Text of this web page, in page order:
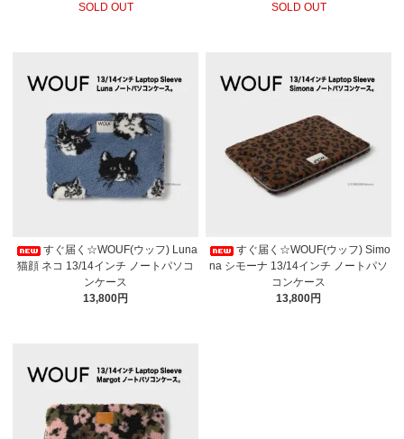
SOLD OUT
SOLD OUT
すぐ届く☆WOUF(ウッフ) Luna
猫顔 ネコ 13/14インチ ノートパソコ
ンケース
13,800円
すぐ届く☆WOUF(ウッフ) Simo
na シモーナ 13/14インチ ノートパソ
コンケース
13,800円